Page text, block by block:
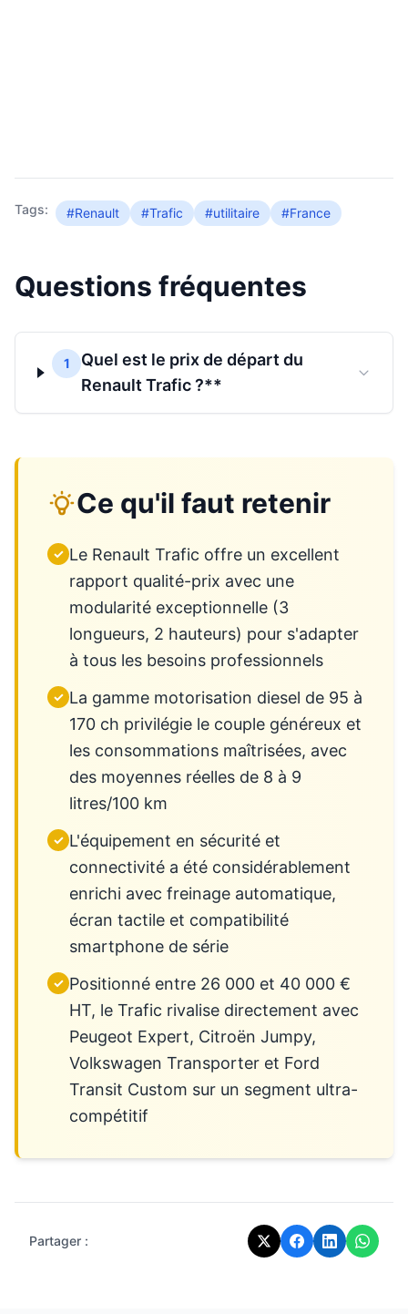
Tags: #Renault #Trafic #utilitaire #France
Questions fréquentes
1
Quel est le prix de départ du
Renault Trafic ?**
Ce qu'il faut retenir
✓ Le Renault Trafic offre un excellent
rapport qualité-prix avec une
modularité exceptionnelle (3
longueurs, 2 hauteurs) pour s'adapter
à tous les besoins professionnels
✓ La gamme motorisation diesel de 95 à
170 ch privilégie le couple généreux et
les consommations maîtrisées, avec
des moyennes réelles de 8 à 9
litres/100 km
✓ L'équipement en sécurité et
connectivité a été considérablement
enrichi avec freinage automatique,
écran tactile et compatibilité
smartphone de série
✓ Positionné entre 26 000 et 40 000 €
HT, le Trafic rivalise directement avec
Peugeot Expert, Citroën Jumpy,
Volkswagen Transporter et Ford
Transit Custom sur un segment ultra-
compétitif
Partager :